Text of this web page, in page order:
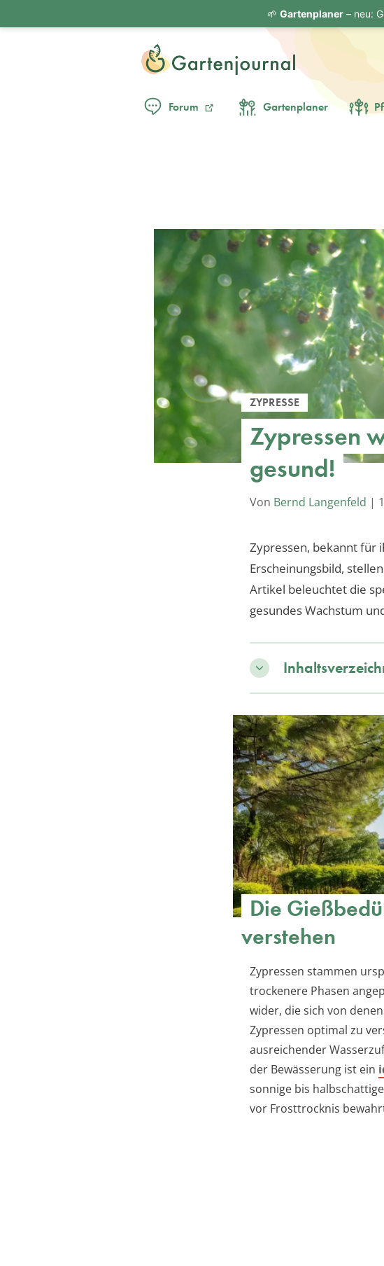
Forum Gartenplaner
ZYPRESSE
Zypressen
gesund!
Von Bernd Langenfeld |
Zypressen, bekannt
Erscheinungsbild,
Artikel beleuchtet die
gesundes Wachstum
Die
verstehen
Zypressen stammen
trockenere Phasen
wider, die sich von
Zypressen optimal zu
ausreichender
der Bewässerung ist ein
sonnige bis
vor Frosttrocknis
🌱 Gartenplaner– neu: